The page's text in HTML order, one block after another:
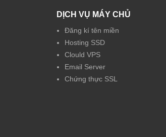
DỊCH VỤ MÁY CHỦ
Đăng kí tên miền
Hosting SSD
Clould VPS
Email Server
Chứng thực SSL